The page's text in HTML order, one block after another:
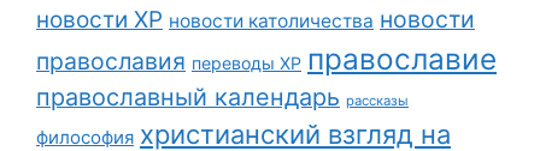
новости ХР новости католичества новости
православия переводы ХР православие
православный календарь рассказы
философия христианский взгляд на